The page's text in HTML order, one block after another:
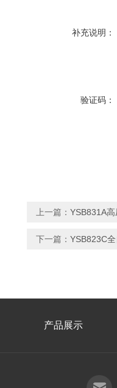
补充说明：
验证码：
上一篇： YSB831A
下一篇： YSB823C
产品展示